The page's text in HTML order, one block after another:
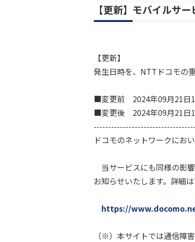
【更新】モバイルサ
【更新】
発生日時を、NTTドコモの
■変更前 2024年09月21日
■変更後 2024年09月21日
ドコモのネットワークにお
当サービスにも同様の影
お知らせいたします。詳細
https://
（※）本サイトでは通信障